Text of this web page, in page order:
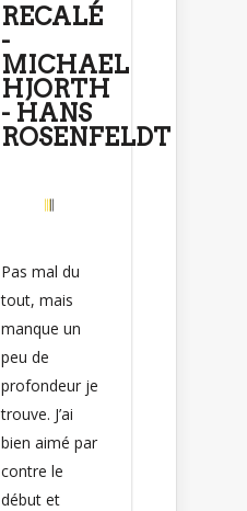
RECALÉ
-
MICHAEL
HJORTH
- HANS
ROSENFELDT
Pas mal du
tout, mais
manque un
peu de
profondeur je
trouve. J’ai
bien aimé par
contre le
début et